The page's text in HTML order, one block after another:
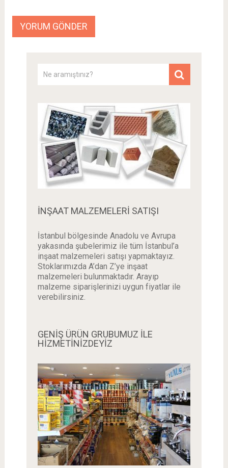
İNŞAAT MALZEMELERI SATIŞI
İstanbul bölgesinde Anadolu ve Avrupa
yakasında şubelerimiz ile tüm İstanbul’a
inşaat malzemeleri satışı yapmaktayız.
Stoklarımızda A’dan Z’ye inşaat
malzemeleri bulunmaktadır. Arayıp
malzeme siparişlerinizi uygun fiyatlar ile
verebilirsiniz.
GENİŞ ÜRÜN GRUBUMUZ İLE
HİZMETİNİZDEYİZ